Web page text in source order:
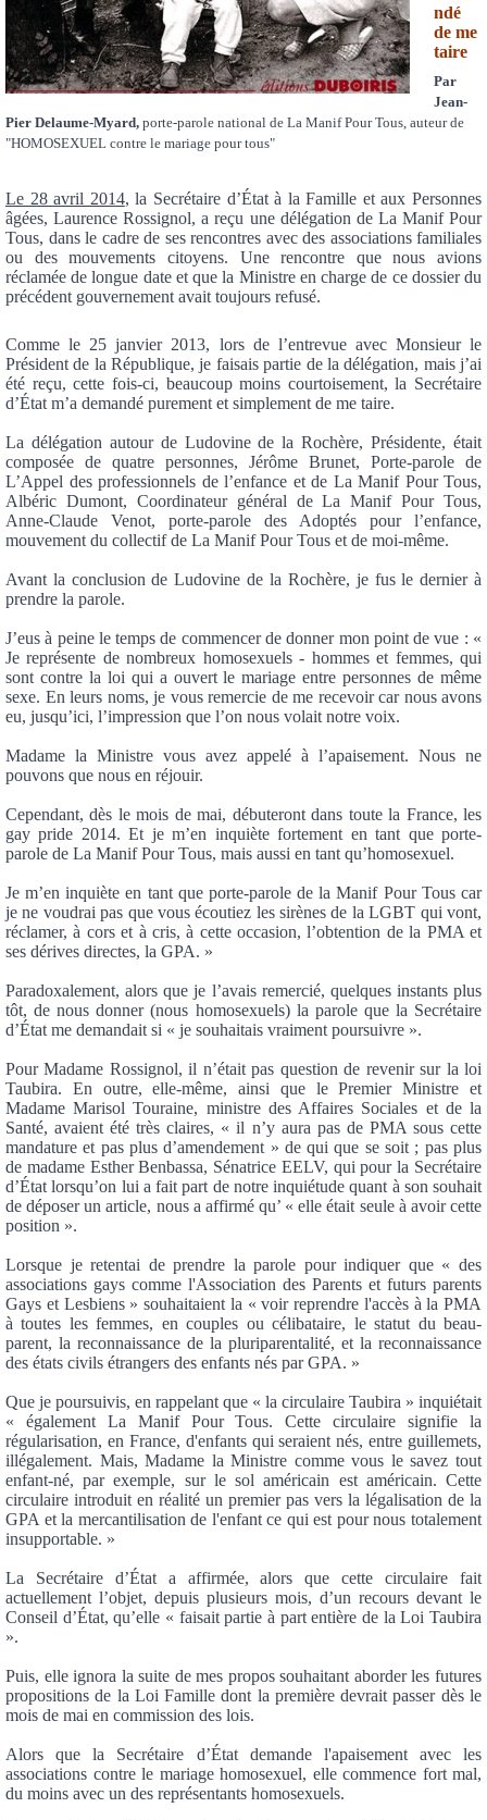
ndé
de me
taire
Par
Jean-
Pier Delaume-Myard, porte-parole national de La Manif Pour Tous, auteur de
"HOMOSEXUEL contre le mariage pour tous"
Le 28 avril 2014, la Secrétaire d’État à la Famille et aux Personnes
âgées, Laurence Rossignol, a reçu une délégation de La Manif Pour
Tous, dans le cadre de ses rencontres avec des associations familiales
ou des mouvements citoyens. Une rencontre que nous avions
réclamée de longue date et que la Ministre en charge de ce dossier du
précédent gouvernement avait toujours refusé.
Comme le 25 janvier 2013, lors de l’entrevue avec Monsieur le
Président de la République, je faisais partie de la délégation, mais j’ai
été reçu, cette fois-ci, beaucoup moins courtoisement, la Secrétaire
d’État m’a demandé purement et simplement de me taire.
La délégation autour de Ludovine de la Rochère, Présidente, était
composée de quatre personnes, Jérôme Brunet, Porte-parole de
L’Appel des professionnels de l’enfance et de La Manif Pour Tous,
Albéric Dumont, Coordinateur général de La Manif Pour Tous,
Anne-Claude Venot, porte-parole des Adoptés pour l’enfance,
mouvement du collectif de La Manif Pour Tous et de moi-même.
Avant la conclusion de Ludovine de la Rochère, je fus le dernier à
prendre la parole.
J’eus à peine le temps de commencer de donner mon point de vue : «
Je représente de nombreux homosexuels - hommes et femmes, qui
sont contre la loi qui a ouvert le mariage entre personnes de même
sexe. En leurs noms, je vous remercie de me recevoir car nous avons
eu, jusqu’ici, l’impression que l’on nous volait notre voix.
Madame la Ministre vous avez appelé à l’apaisement. Nous ne
pouvons que nous en réjouir.
Cependant, dès le mois de mai, débuteront dans toute la France, les
gay pride 2014. Et je m’en inquiète fortement en tant que porte-
parole de La Manif Pour Tous, mais aussi en tant qu’homosexuel.
Je m’en inquiète en tant que porte-parole de la Manif Pour Tous car
je ne voudrai pas que vous écoutiez les sirènes de la LGBT qui vont,
réclamer, à cors et à cris, à cette occasion, l’obtention de la PMA et
ses dérives directes, la GPA. »
Paradoxalement, alors que je l’avais remercié, quelques instants plus
tôt, de nous donner (nous homosexuels) la parole que la Secrétaire
d’État me demandait si « je souhaitais vraiment poursuivre ».
Pour Madame Rossignol, il n’était pas question de revenir sur la loi
Taubira. En outre, elle-même, ainsi que le Premier Ministre et
Madame Marisol Touraine, ministre des Affaires Sociales et de la
Santé, avaient été très claires, « il n’y aura pas de PMA sous cette
mandature et pas plus d’amendement » de qui que se soit ; pas plus
de madame Esther Benbassa, Sénatrice EELV, qui pour la Secrétaire
d’État lorsqu’on lui a fait part de notre inquiétude quant à son souhait
de déposer un article, nous a affirmé qu’ « elle était seule à avoir cette
position ».
Lorsque je retentai de prendre la parole pour indiquer que « des
associations gays comme l'Association des Parents et futurs parents
Gays et Lesbiens » souhaitaient la « voir reprendre l'accès à la PMA
à toutes les femmes, en couples ou célibataire, le statut du beau-
parent, la reconnaissance de la pluriparentalité, et la reconnaissance
des états civils étrangers des enfants nés par GPA. »
Que je poursuivis, en rappelant que « la circulaire Taubira » inquiétait
« également La Manif Pour Tous. Cette circulaire signifie la
régularisation, en France, d'enfants qui seraient nés, entre guillemets,
illégalement. Mais, Madame la Ministre comme vous le savez tout
enfant-né, par exemple, sur le sol américain est américain. Cette
circulaire introduit en réalité un premier pas vers la légalisation de la
GPA et la mercantilisation de l'enfant ce qui est pour nous totalement
insupportable. »
La Secrétaire d’État a affirmée, alors que cette circulaire fait
actuellement l’objet, depuis plusieurs mois, d’un recours devant le
Conseil d’État, qu’elle « faisait partie à part entière de la Loi Taubira
».
Puis, elle ignora la suite de mes propos souhaitant aborder les futures
propositions de la Loi Famille dont la première devrait passer dès le
mois de mai en commission des lois.
Alors que la Secrétaire d’État demande l'apaisement avec les
associations contre le mariage homosexuel, elle commence fort mal,
du moins avec un des représentants homosexuels.